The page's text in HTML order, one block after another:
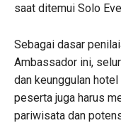
saat ditemui Solo
Sebagai dasar
Ambassador ini,
dan keunggulan
peserta juga harus
pariwisata dan